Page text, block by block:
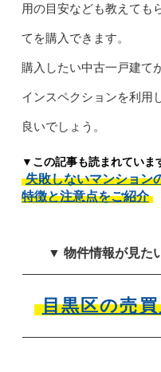
用の目安なども教えても
てを購入できます。
購入したい中古一戸建て
インスペクションを利用
良いでしょう。
▼この記事も読まれていま
失敗しないマンション
特徴と注意点をご紹介
▼ 物件情報が見た
目黒区の売